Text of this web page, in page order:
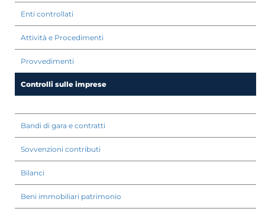
Enti controllati
Attività e Procedimenti
Provvedimenti
Controlli sulle imprese
Bandi di gara e contratti
Sovvenzioni contributi
Bilanci
Beni immobiliari patrimonio